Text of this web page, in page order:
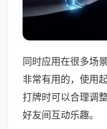
同时应用在很多场
非常有用的，使用
打牌时可以合理调
好友间互动乐趣。